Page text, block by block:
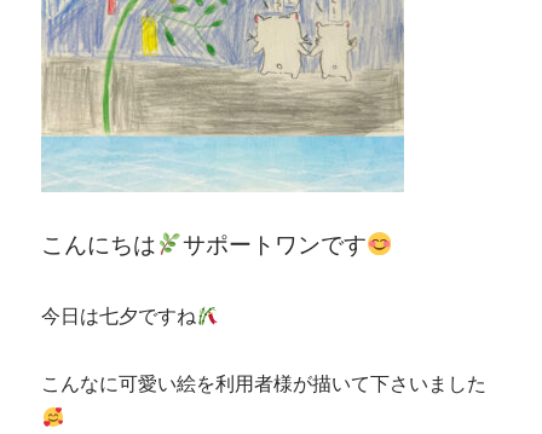
こんにちは サポートワンです
今日は七夕ですね
こんなに可愛い絵を利用者様が描いて下さいました